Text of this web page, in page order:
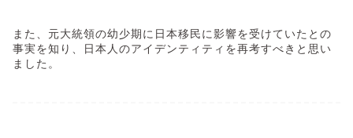
また、元大統領の幼少期に日本移民に影響を受けていたとの
事実を知り、日本人のアイデンティティを再考すべきと思い
ました。